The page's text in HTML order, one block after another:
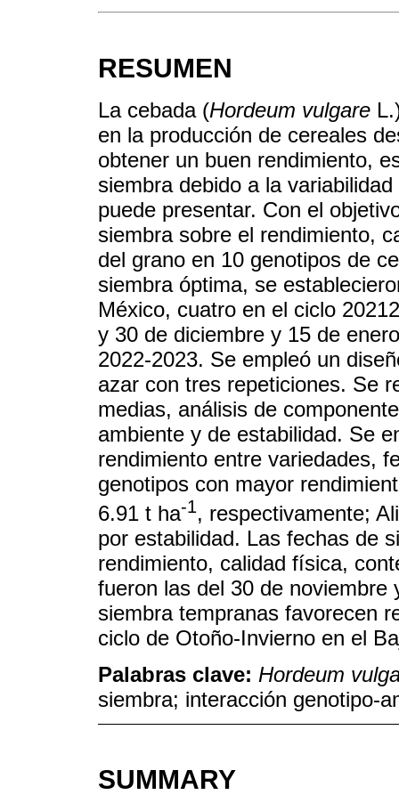
RESUMEN
La cebada (Hordeum vulgare
en la producción de cereales
obtener un buen rendimiento,
siembra debido a la
puede presentar. Con el
siembra sobre el rendimiento,
del grano en 10 genotipos de
siembra óptima, se
México, cuatro en el ciclo
y 30 de diciembre y 15 de
2022-2023. Se empleó un
azar con tres repeticiones. Se
medias, análisis de
ambiente y de estabilidad. Se
rendimiento entre variedades,
genotipos con mayor
6.91 t ha-1, respectivamente;
por estabilidad. Las fechas de
rendimiento, calidad física,
fueron las del 30 de
siembra tempranas favorecen
ciclo de Otoño-Invierno en el
Palabras clave: Hordeum
siembra; interacción genotipo-
SUMMARY